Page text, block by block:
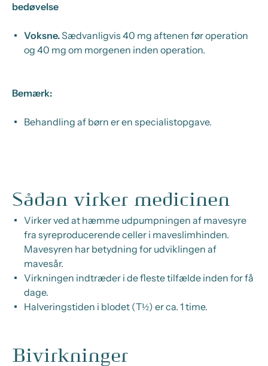
bedøvelse
Voksne.Sædvanligvis 40 mg aftenen før operation
og 40 mg om morgenen inden operation.
Bemærk:
Behandling af børn er en specialistopgave.
Sådan virker medicinen
Virker ved at hæmme udpumpningen af mavesyre
fra syreproducerende celler i maveslimhinden.
Mavesyren har betydning for udviklingen af
mavesår.
Virkningen indtræder i de fleste tilfælde inden for få
dage.
Halveringstiden i blodet (T½) er ca. 1 time.
Bivirkninger